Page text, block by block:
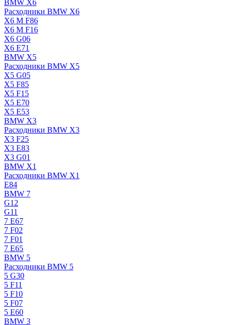
BMW X6
Расходники BMW X6
X6 M F86
X6 M F16
X6 G06
X6 E71
BMW X5
Расходники BMW X5
X5 G05
X5 F85
X5 F15
X5 E70
X5 E53
BMW X3
Расходники BMW X3
X3 F25
X3 E83
X3 G01
BMW X1
Расходники BMW X1
E84
BMW 7
G12
G11
7 Е67
7 F02
7 F01
7 E65
BMW 5
Расходники BMW 5
5 G30
5 F11
5 F10
5 F07
5 E60
BMW 3